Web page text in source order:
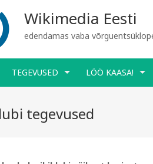
Wikimedia Eesti
edendamas vaba
TEGEVUSED LÖÖ KAASA!
tegevused